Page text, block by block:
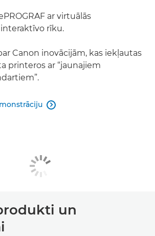
ar virtuālās
rīku.
Canon inovācijām, kas iekļautas
printeros ar “jaunajiem

un